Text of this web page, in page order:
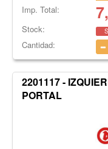
Imp. Total:
Stock:
Cantidad:
2201117 -
PORTAL